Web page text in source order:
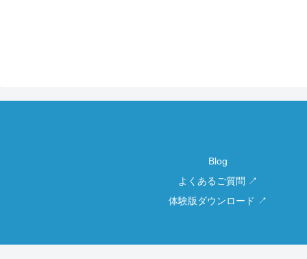
Blog
よくあるご質問 ↗
体験版ダウンロード ↗